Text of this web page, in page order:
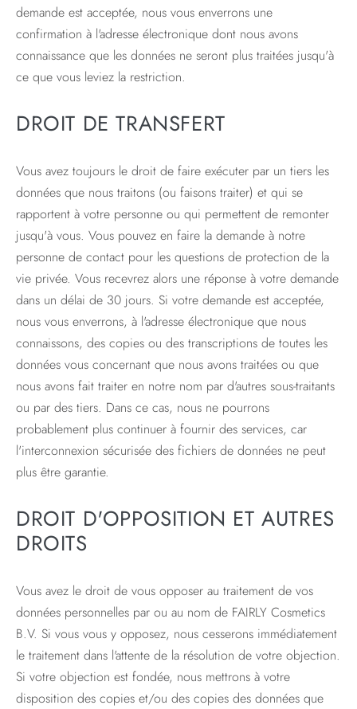
demande est acceptée, nous vous enverrons une
confirmation à l'adresse électronique dont nous avons
connaissance que les données ne seront plus traitées jusqu'à
ce que vous leviez la restriction.
DROIT DE TRANSFERT
Vous avez toujours le droit de faire exécuter par un tiers les
données que nous traitons (ou faisons traiter) et qui se
rapportent à votre personne ou qui permettent de remonter
jusqu'à vous. Vous pouvez en faire la demande à notre
personne de contact pour les questions de protection de la
vie privée. Vous recevrez alors une réponse à votre demande
dans un délai de 30 jours. Si votre demande est acceptée,
nous vous enverrons, à l'adresse électronique que nous
connaissons, des copies ou des transcriptions de toutes les
données vous concernant que nous avons traitées ou que
nous avons fait traiter en notre nom par d'autres sous-traitants
ou par des tiers. Dans ce cas, nous ne pourrons
probablement plus continuer à fournir des services, car
l'interconnexion sécurisée des fichiers de données ne peut
plus être garantie.
DROIT D'OPPOSITION ET AUTRES
DROITS
Vous avez le droit de vous opposer au traitement de vos
données personnelles par ou au nom de FAIRLY Cosmetics
B.V. Si vous vous y opposez, nous cesserons immédiatement
le traitement dans l'attente de la résolution de votre objection.
Si votre objection est fondée, nous mettrons à votre
disposition des copies et/ou des copies des données que